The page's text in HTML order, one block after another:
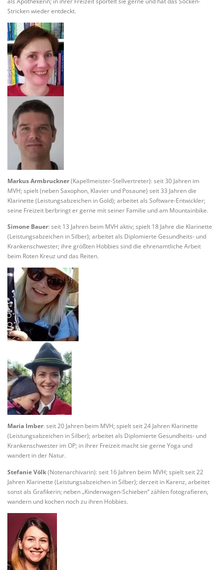
Stricken wieder entdeckt.
Markus Armbruckner(Kapellmeister-Stellvertreter): seit 30 Jahren im
MVH; spielt (neben Saxophon, Klavier und Posaune) seit 33 Jahren die
Klarinette (Leistungsabzeichen in Gold); arbeitet als Software-Entwickler;
seine Freizeit berbringt er gerne mit seiner Familie und am Mountainbike.
Simone Bauer: seit 13 Jahren beim MVH aktiv; spielt 18 Jahre die Klarinette
(Leistungsabzeichen in Silber); arbeitet als Diplomierte Gesundheits- und
Krankenschwester; ihre größten Hobbies sind die ehrenamtliche Arbeit
beim Roten Kreuz und das Reiten.
Maria Imber: seit 20 Jahren beim MVH; spielt seit 24 Jahren Klarinette
(Leistungsabzeichen in Silber); arbeitet als Diplomierte Gesundheits- und
Krankenschwester im OP; in ihrer Freizeit macht sie gerne Yoga und
wandert in der Natur.
Stefanie Völk(Notenarchivarin): seit 16 Jahren beim MVH; spielt seit 22
Jahren Klarinette (Leistungsabzeichen in Silber); derzeit in Karenz, arbeitet
sonst als Grafikerin; neben „Kinderwagen-Schieben“ zählen fotografieren,
wandern und kochen noch zu ihren Hobbies.